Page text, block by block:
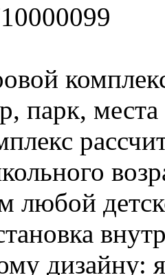
парк,
любой
дизайну: